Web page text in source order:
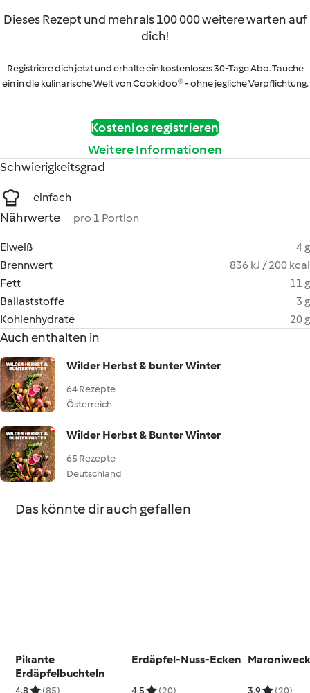
Dieses Rezept und mehr als 100 000 weitere warten auf
dich!
Registriere dich jetzt und erhalte ein kostenloses 30-Tage Abo. Tauche
ein in die kulinarische Welt von Cookidoo® - ohne jegliche Verpflichtung.
Kostenlos registrieren
Weitere Informationen
Schwierigkeitsgrad
einfach
Nährwerte pro 1 Portion
Eiweiß
4 g
Brennwert
836 kJ / 200 kcal
Fett
11 g
Ballaststoffe
3 g
Kohlenhydrate
20 g
Auch enthalten in
Wilder Herbst & bunter Winter
64 Rezepte
Österreich
Wilder Herbst & Bunter Winter
65 Rezepte
Deutschland
Das könnte dir auch gefallen
Pikante
Erdäpfelbuchteln
4.8 (85)
Erdäpfel-Nuss-Ecken
4.5 (20) 3.9 (20)